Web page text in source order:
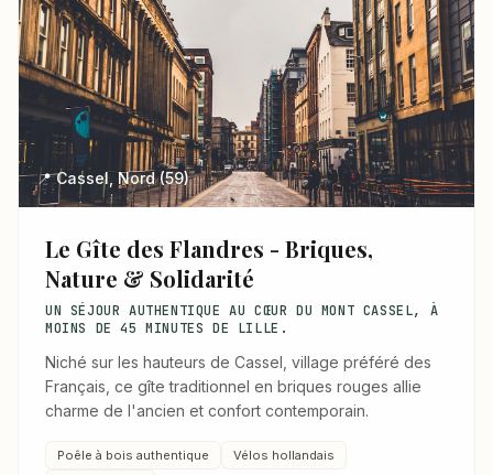
📍 Cassel, Nord (59)
Le Gîte des Flandres - Briques,
Nature & Solidarité
UN SÉJOUR AUTHENTIQUE AU CŒUR DU MONT CASSEL, À
MOINS DE 45 MINUTES DE LILLE.
Niché sur les hauteurs de Cassel, village préféré des
Français, ce gîte traditionnel en briques rouges allie
charme de l'ancien et confort contemporain.
Poêle à bois authentique
Vélos hollandais